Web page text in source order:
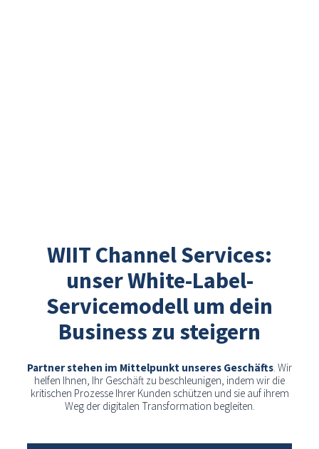
WIIT Channel Services:
unser White-Label-
Servicemodell um dein
Business zu steigern
Partner stehen im Mittelpunkt unseres Geschäfts. Wir
helfen Ihnen, Ihr Geschäft zu beschleunigen, indem wir die
kritischen Prozesse Ihrer Kunden schützen und sie auf ihrem
Weg der digitalen Transformation begleiten.